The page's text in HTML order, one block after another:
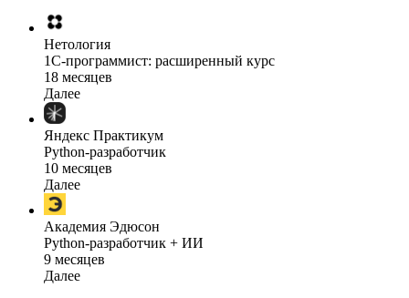
Нетология
1C-программист: расширенный курс
18 месяцев
Далее
Яндекс Практикум
Python-разработчик
10 месяцев
Далее
Академия Эдюсон
Python-разработчик + ИИ
9 месяцев
Далее